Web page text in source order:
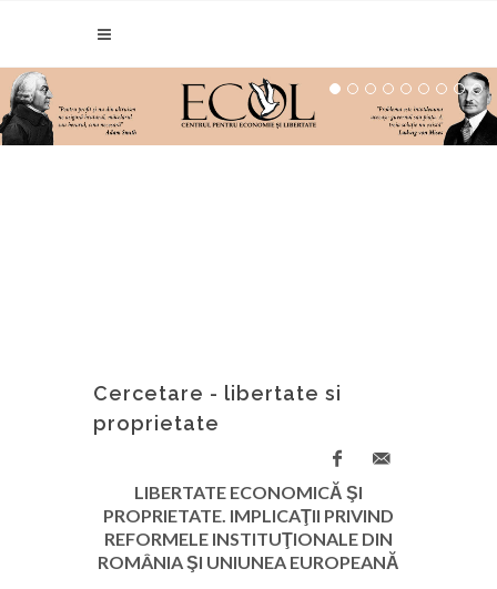
Cercetare - libertate si
proprietate
LIBERTATE ECONOMICĂ ŞI
PROPRIETATE. IMPLICAŢII PRIVIND
REFORMELE INSTITUŢIONALE DIN
ROMÂNIA ŞI UNIUNEA EUROPEANĂ